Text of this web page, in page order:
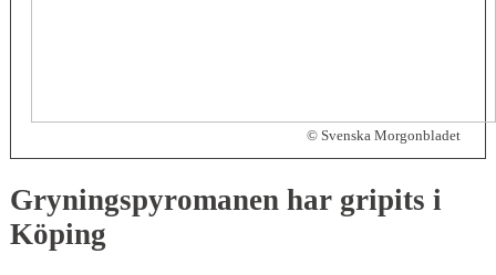
© Svenska Morgonbladet
Gryningspyromanen har gripits i
Köping